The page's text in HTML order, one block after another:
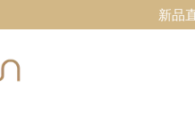
新品